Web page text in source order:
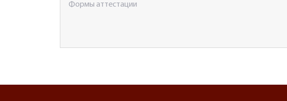
Формы аттестации